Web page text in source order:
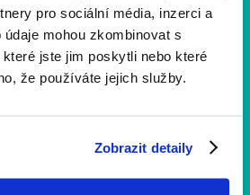
pro sociální média, inzerci a
mohou zkombinovat s
jste jim poskytli nebo které
že používáte jejich služby.
Zobrazit detaily